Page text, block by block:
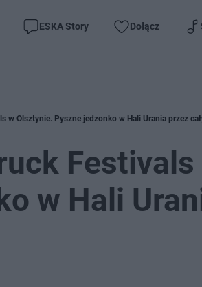
ESKA Story Dołącz
w Olsztynie. Pyszne jedzonko w Hali Urania przez
w Hali